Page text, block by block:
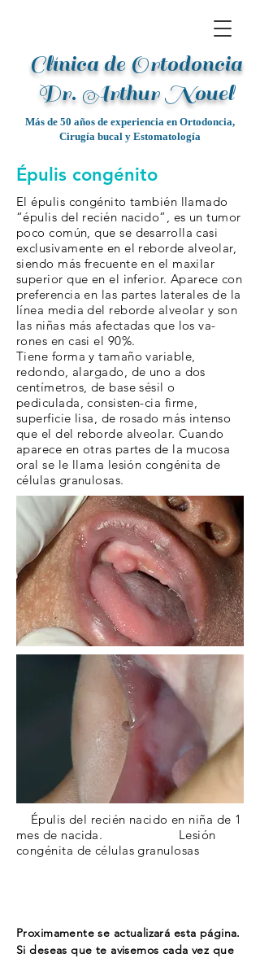
Clínica de Ortodoncia
Dr. Arthur Nouel
Más de 50 años de experiencia en Ortodoncia,
Cirugía bucal y Estomatología
Épulis congénito
El épulis congénito también llamado
“épulis del recién nacido”, es un tumor
poco común, que se desarrolla casi
exclusivamente en el reborde alveolar,
siendo más frecuente en el maxilar
superior que en el inferior. Aparece con
preferencia en las partes laterales de la
línea media del reborde alveolar y son
las niñas más afectadas que los va-
rones en casi el 90%.
Tiene forma y tamaño variable,
redondo, alargado, de uno a dos
centímetros, de base sésil o
pediculada, consisten-cia firme,
superficie lisa, de rosado más intenso
que el del reborde alveolar. Cuando
aparece en otras partes de la mucosa
oral se le llama lesión congénita de
células granulosas.
Proximamente se actualizará esta página.
Si deseas que te avisemos cada vez que
Épulis del recién nacido en niña de 1
mes de nacida. Lesión
congénita de células granulosas